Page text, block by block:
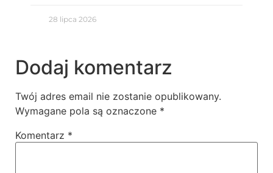
28 lipca 2026
Dodaj komentarz
Twój adres email nie zostanie opublikowany.
Wymagane pola są oznaczone *
Komentarz *